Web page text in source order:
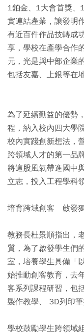
1鉑金、1大會首獎
實連結產業，讓發明
有近百件作品技轉成
享，學校在產學合作
元，光是與中部企業
包括友嘉、上銀等在
為了延續勤益的優勢
程，納入校內四大學
校內實踐創新想法，
跨領域人才的第一品
將這股風氣帶進國中
立志，投入工程學科
培育跨域創客 啟發
教務長杜景順指出，
質，為了啟發學生們
室，培養學生具備「
始推動創客教育，去
客系列課程研習，包
製作教學、 3D列印
學校鼓勵學生跨領域